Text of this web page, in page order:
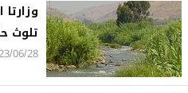
تلوث
06/28 22:21